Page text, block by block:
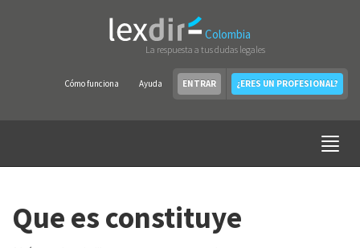
Colombia
La respuesta a tus dudas legales
Cómo funciona Ayuda ENTRAR ¿ERES UN PROFESIONAL?
Que es constituye